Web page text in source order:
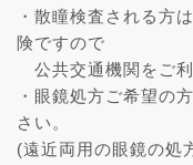
・散瞳検査される方
険ですので
公共交通機関をご利
・眼鏡処方ご希望の
さい。
(遠近両用の眼鏡の処